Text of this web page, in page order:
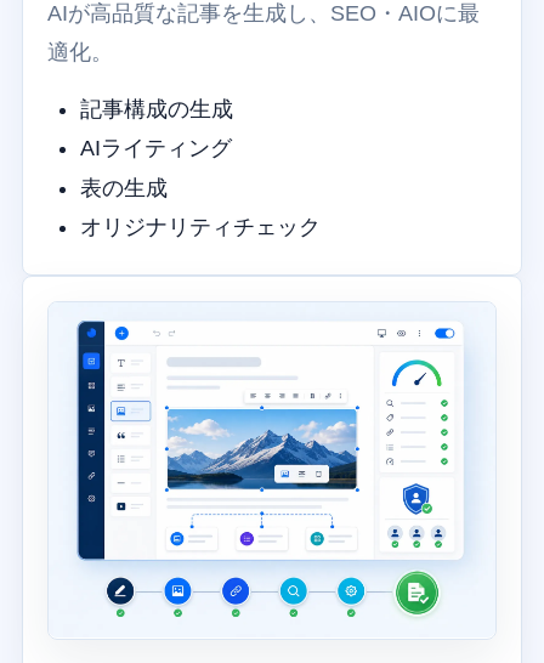
AIが高品質な記事を生成し、SEO・AIOに最
適化。
記事構成の生成
AIライティング
表の生成
オリジナリティチェック